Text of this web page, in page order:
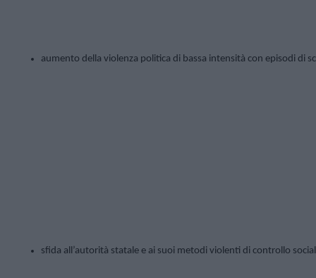
aumento della violenza politica di bassa intensità con episodi di
sfida all’autorità statale e ai suoi metodi violenti di controllo